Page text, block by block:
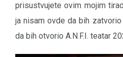
prisustvujete ovim mojim
ja nisam ovde da bih zatvorio
da bih otvorio A.N.F.I. teatar